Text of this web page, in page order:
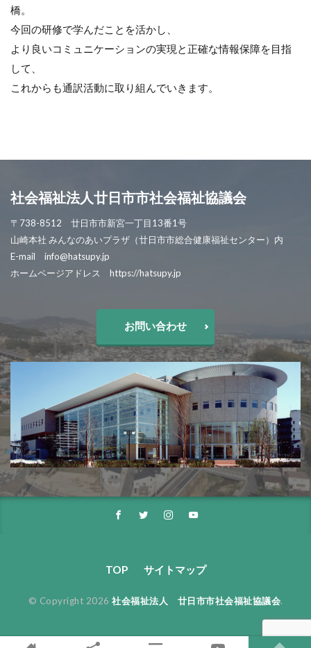
橋。
今回の研修で学んだことを活かし、
より良いコミュニケーションの実現と正確な情報保障を目指
して、
これからも通訳活動に取り組んでいきます。
社会福祉法人廿日市市社会福祉協議会
〒738-8512 廿日市市新宮一丁目13番1号
山崎本社 みんなのあいプラザ（廿日市市総合健康福祉センター）内
E-mail info@hatsupy.jp
ホームページアドレス https://hatsupy.jp
お問い合わせ
TOP サイトマップ
© Copyright 2026 社会福祉法人 廿日市市社会福祉協議会.